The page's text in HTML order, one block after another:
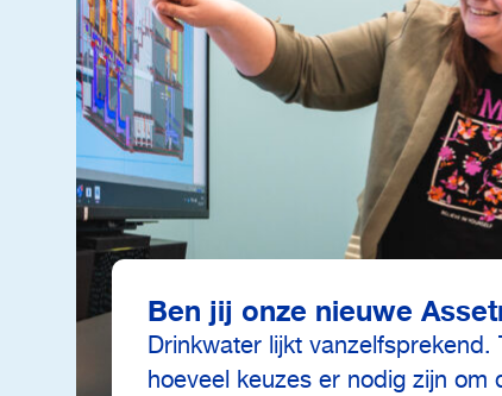
Ben jij onze nieuwe
Drinkwater lijkt vanzelfsprekend.
hoeveel keuzes er nodig zijn om